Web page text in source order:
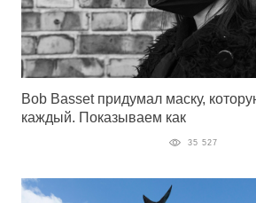
Bob Basset придумал маску,
каждый. Показываем как
35 527